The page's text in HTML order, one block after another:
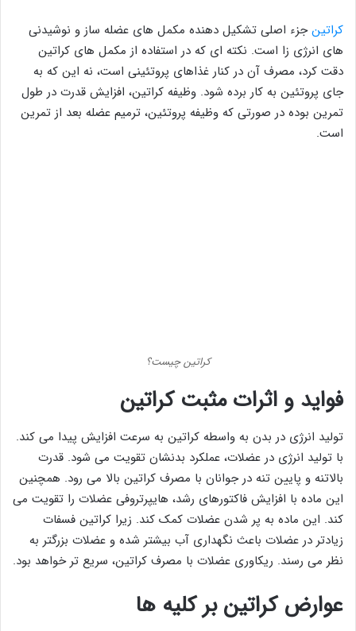
کراتینجزء اصلی تشکیل دهنده مکمل های عضله ساز و نوشیدنی
های انرژی زا است. نکته ای که در استفاده از مکمل های کراتین
دقت کرد، مصرف آن در کنار غذاهای پروتئینی است، نه این که به
جای پروتئین به کار برده شود. وظیفه کراتین، افزایش قدرت در طول
تمرین بوده در صورتی که وظیفه پروتئین، ترمیم عضله بعد از تمرین
است.
کراتین چیست؟
فواید و اثرات مثبت کراتین
تولید انرژی در بدن به واسطه کراتین به سرعت افزایش پیدا می کند.
با تولید انرژی در عضلات، عملکرد بدنشان تقویت می شود. قدرت
بالاتنه و پایین تنه در جوانان با مصرف کراتین بالا می رود. همچنین
این ماده با افزایش فاکتورهای رشد، هایپرتروفی عضلات را تقویت می
کند. این ماده به پر شدن عضلات کمک کند. زیرا کراتین فسفات
زیادتر در عضلات باعث نگهداری آب بیشتر شده و عضلات بزرگتر به
نظر می رسند. ریکاوری عضلات با مصرف کراتین، سریع تر خواهد بود.
عوارض کراتین بر کلیه ها